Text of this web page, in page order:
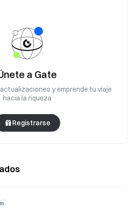
a Gate
y emprende tu viaje
hacia la riqueza
Registrarse